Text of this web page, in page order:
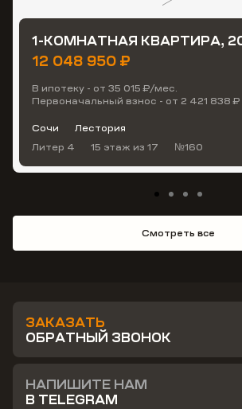
1-КОМНАТНАЯ КВАРТИРА,
12 048 950 ₽
В ипотеку - от 35 015 ₽/мес.
Первоначальный взнос - от 2 421 838 ₽
Сочи
Лестория
Литер 4
15 этаж из 17 №160
Смотреть все
ЗАКАЗАТЬ
ОБРАТНЫЙ ЗВОНОК
НАПИШИТЕ НАМ
В TELEGRAM